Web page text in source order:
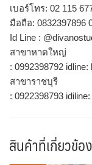
เบอร์โทร: 02 115
มือถือ: 0832397896
Id Line :
สาขาหาดใหญ่
: 0992398792 idline:
สาขาราชบุรี
: 0922398793
สินค้าที่เกี่ยวข้อง